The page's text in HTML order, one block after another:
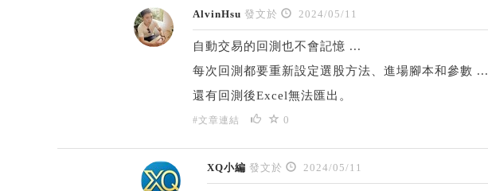
AlvinHsu 發文於 2024/05/11
自動交易的回測也不會記憶 ...
每次回測都要重新設定選股方法、進場腳本和參數 ...
還有回測後Excel無法匯出。
#文章連結 0
XQ小編 發文於 2024/05/11